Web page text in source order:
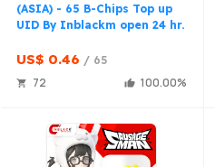
(ASIA) - 65 B-Chips Top up
UID By Inblackm open 24 hr.
US$ 0.46 65
72 100.00